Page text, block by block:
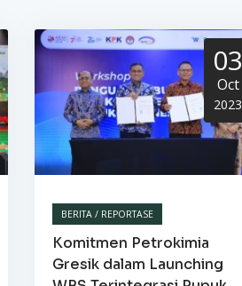
03
Oct
2023
BERITA / REPORTASE
Komitmen Petrokimia
Gresik dalam Launching